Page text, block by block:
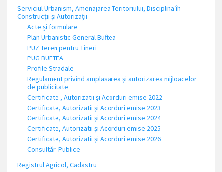
Serviciul Urbanism, Amenajarea Teritoriului, Disciplina în
Construcții și Autorizații
Acte și formulare
Plan Urbanistic General Buftea
PUZ Teren pentru Tineri
PUG BUFTEA
Profile Stradale
Regulament privind amplasarea și autorizarea mijloacelor
de publicitate
Certificate , Autorizatii și Acorduri emise 2022
Certificate, Autorizatii și Acorduri emise 2023
Certificate, Autorizatii și Acorduri emise 2024
Certificate, Autorizatii și Acorduri emise 2025
Certificate, Autorizatii și Acorduri emise 2026
Consultări Publice
Registrul Agricol, Cadastru